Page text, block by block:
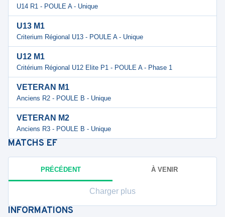
U14 R1 - POULE A - Unique
U13 M1
Criterium Régional U13 - POULE A - Unique
U12 M1
Critérium Régional U12 Elite P1 - POULE A - Phase 1
VETERAN M1
Anciens R2 - POULE B - Unique
VETERAN M2
Anciens R3 - POULE B - Unique
MATCHS EF
PRÉCÉDENT À VENIR
Charger plus
INFORMATIONS